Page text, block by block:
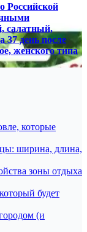
Российской
салатный,
37 день после
женского типа
которые
ширина, длина,
зоны отдыха
будет
(и